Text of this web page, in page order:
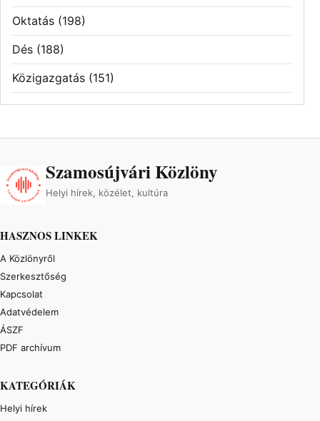
Oktatás (198)
Dés (188)
Közigazgatás (151)
Szamosújvári Közlöny
Helyi hírek, közélet, kultúra
HASZNOS LINKEK
A Közlönyről
Szerkesztőség
Kapcsolat
Adatvédelem
ÁSZF
PDF archívum
KATEGÓRIÁK
Helyi hírek